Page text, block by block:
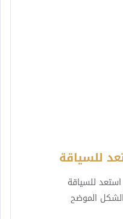
للسياقة
للسياقة
الموضح